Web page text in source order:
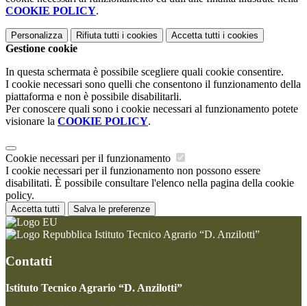
COOKIE POLICY.
Personalizza Rifiuta tutti i cookies Accetta tutti i cookies
Gestione cookie
In questa schermata è possibile scegliere quali cookie consentire.
I cookie necessari sono quelli che consentono il funzionamento della
piattaforma e non è possibile disabilitarli.
Per conoscere quali sono i cookie necessari al funzionamento potete
visionare la COOKIE POLICY.
Cookie necessari per il funzionamento
I cookie necessari per il funzionamento non possono essere
disabilitati. È possibile consultare l'elenco nella pagina della cookie
policy.
Accetta tutti Salva le preferenze
Istituto Tecnico Agrario “D. Anzilotti”
Contatti
Istituto Tecnico Agrario “D. Anzilotti”